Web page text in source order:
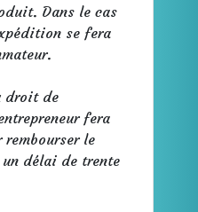
Dans le cas
se fera
droit de
fera
le
délai de trente